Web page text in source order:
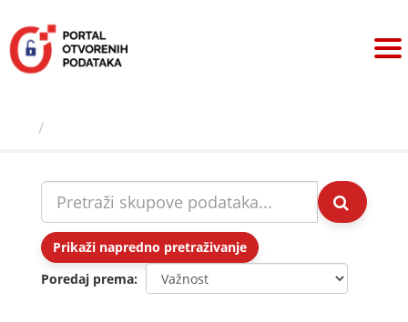
sadržaj
Prikaži napredno pretraživanje
Poredaj prema